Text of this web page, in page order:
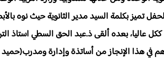
تميز بكلمة السيد مدير الثانوية حيث نوه
عاليا، بعده ألقى ذ.عبد الحق السطي استاذ
في هذا الإنجاز من أساتذة وإدارة